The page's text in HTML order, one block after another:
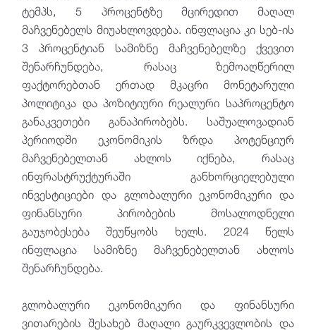
ტემპს, 5 პროცენტზე მცირედით მაღალ
მაჩვენებელს მიუახლოვდება. ინფლაცია კი სებ-ის
3 პროცენტიან სამიზნე მაჩვენებელზე ქვევით
შენარჩუნდება, რასაც ზემოაღწერილ
ფაქტორებთან ერთად მკაცრი მონეტარული
პოლიტიკა და პოზიტიური რეალური საპროცენტო
განაკვეთები განაპირობებს. საშუალოვადიან
პერიოდში ეკონომიკის ზრდა პოტენციურ
მაჩვენებელთან ახლოს იქნება, რასაც
ინფრასტრუქტურაში განხორციელებული
ინვესტიციები და გლობალური ეკონომიკური და
ფინანსური პირობების მოსალოდნელი
გაუჯობესება შეუწყობს ხელს. 2024 წელს
ინფლაცია სამიზნე მაჩვენებელთან ახლოს
შენარჩუნდება.
გლობალური ეკონომიკური და ფინანსური
ვითარების შესახებ მაღალი გაურკვევლობის და